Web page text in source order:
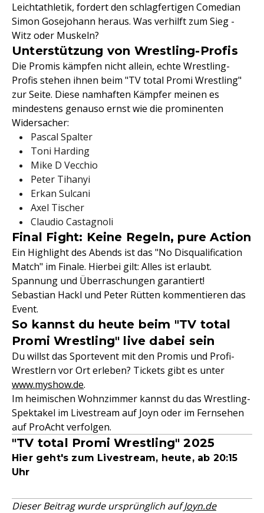
Leichtathletik, fordert den schlagfertigen Comedian
Simon Gosejohann heraus. Was verhilft zum Sieg -
Witz oder Muskeln?
Unterstützung von Wrestling-Profis
Die Promis kämpfen nicht allein, echte Wrestling-
Profis stehen ihnen beim "TV total Promi Wrestling"
zur Seite. Diese namhaften Kämpfer meinen es
mindestens genauso ernst wie die prominenten
Widersacher:
Pascal Spalter
Toni Harding
Mike D Vecchio
Peter Tihanyi
Erkan Sulcani
Axel Tischer
Claudio Castagnoli
Final Fight: Keine Regeln, pure Action
Ein Highlight des Abends ist das "No Disqualification
Match" im Finale. Hierbei gilt: Alles ist erlaubt.
Spannung und Überraschungen garantiert!
Sebastian Hackl und Peter Rütten kommentieren das
Event.
So kannst du heute beim "TV total
Promi Wrestling" live dabei sein
Du willst das Sportevent mit den Promis und Profi-
Wrestlern vor Ort erleben? Tickets gibt es unter
www.myshow.de.
Im heimischen Wohnzimmer kannst du das Wrestling-
Spektakel im Livestream auf Joyn oder im Fernsehen
auf ProAcht verfolgen.
"TV total Promi Wrestling" 2025
Hier geht's zum Livestream, heute, ab 20:15
Uhr
Dieser Beitrag wurde ursprünglich aufJoyn.de